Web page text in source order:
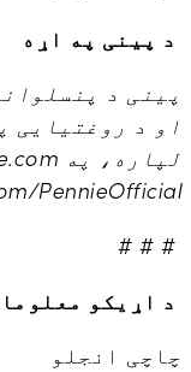
د پینی په اړه
پینی د
او د روغتیایی
PennieOfficial.
# # #
د اړیکو
چاچی انجلو